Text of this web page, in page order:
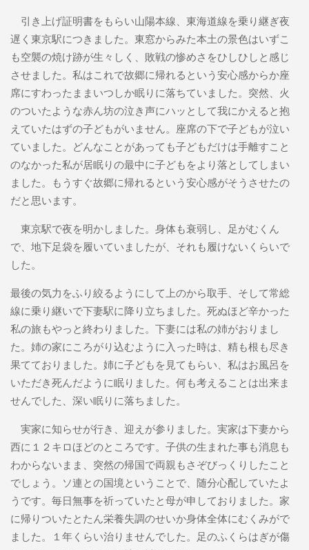
引き上げ証明書をもらい山陽本線、東海道線を乗り継ぎ夜
遅く東京駅につきました。東窓からみた本土の景色はいずこ
も空襲の焼け跡が生々しく、敗戦の惨めさをひしひしと感じ
させました。私はこれで故郷に帰れるという安心感からか座
席にすわったままいつしか眠りに落ちていました。突然、火
のついたような赤ん坊の泣き声にハッとして我にかえると抱
えていたはずの子どもがいません。座席の下で子どもが泣い
ていました。どんなことがあっても子どもだけは手離すこと
のなかった私が居眠りの最中に子どもをより落としてしまい
ました。もうすぐ故郷に帰れるという安心感がそうさせたの
だと思います。
東京駅で夜を明かしました。身体も衰弱し、足がむくん
で、地下足袋を履いていましたが、それも履けないくらいで
した。
最後の気力をふり絞るようにして上のから取手、そして常総
線に乗り継いで下妻駅に降り立ちました。死ぬほど辛かった
私の旅もやっと終わりました。下妻には私の姉がおりまし
た。姉の家にころがり込むように入った時は、精も根も尽き
果てておりました。姉に子どもを見てもらい、私はお風呂を
いただき死んだように眠りました。何も考えることは出来ま
せんでした、深い眠りに落ちました。
実家に知らせが行き、迎えが参りました。実家は下妻から
西に１２キロほどのところです。子供の生まれた事も消息も
わからないまま、突然の帰国で両親もさぞびっくりしたこと
でしょう。ソ連との国境ということで、随分心配していたよ
うです。毎日無事を祈っていたと母が申しておりました。家
に帰りついたとたん栄養失調のせいか身体全体にむくみがで
ました。１年くらい治りませんでした。足のふくらはぎが傷